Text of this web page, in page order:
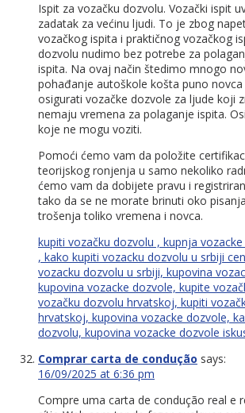
Ispit za vozačku dozvolu. Vozački ispit
zadatak za većinu ljudi. To je zbog
vozačkog ispita i praktičnog vozačkog
dozvolu nudimo bez potrebe za
ispita. Na ovaj način štedimo mnogo
pohađanje autoškole košta puno
osigurati vozačke dozvole za ljude koji
nemaju vremena za polaganje ispita.
koje ne mogu voziti.
Pomoći ćemo vam da položite
teorijskog ronjenja u samo nekoliko
ćemo vam da dobijete pravu i
tako da se ne morate brinuti oko
trošenja toliko vremena i novca.
kupiti vozačku dozvolu , kupnja
, kako kupiti vozacku dozvolu u srbiji
vozacku dozvolu u srbiji, kupovina
kupovina vozacke dozvole, kupite
vozačku dozvolu hrvatskoj, kupiti
hrvatskoj, kupovina vozacke dozvole,
dozvolu, kupovina vozacke dozvole
Comprar carta de condução says:
16/09/2025 at 6:36 pm
Compre uma carta de condução real e